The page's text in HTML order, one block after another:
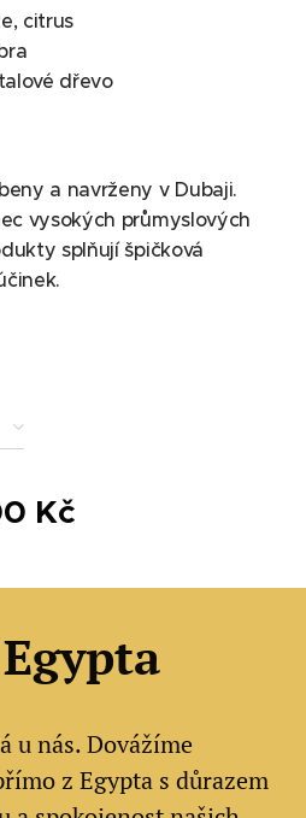
citrus
dřevo
a navrženy v Dubaji.
vysokých průmyslových
splňují špičková
Kč
u nás. Dovážíme
z Egypta s důrazem